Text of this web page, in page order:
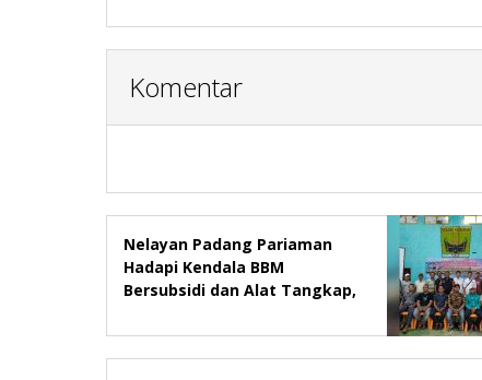
Komentar
Nelayan Padang Pariaman
Hadapi Kendala BBM
Bersubsidi dan Alat Tangkap,
Pemerintah